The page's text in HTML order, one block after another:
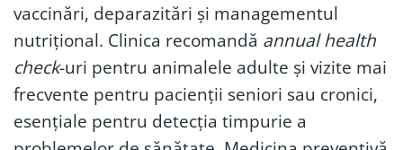
vaccinări, deparazitări și managementul
nutrițional. Clinica recomandă annual health
check-uri pentru animalele adulte și vizite mai
frecvente pentru pacienții seniori sau cronici,
esențiale pentru detecția timpurie a